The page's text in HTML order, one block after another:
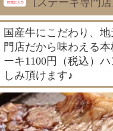
[ステーキ専門店]
国産牛にこだわり、
門店だから味わえる
ーキ1100円（税込）
しみ頂けます♪